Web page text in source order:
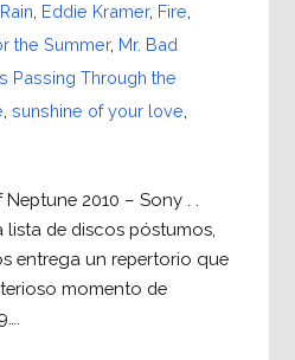
Eddie Kramer, Fire
the Summer, Mr. Bad
Passing Through the
sunshine of your love
2010 – Sony . .
de discos póstumos,
entrega un repertorio que
momento de